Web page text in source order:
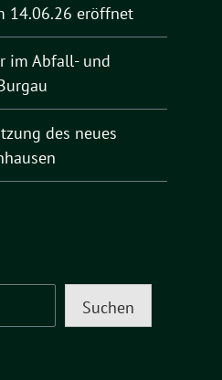
14.06.26 eröffnet
im Abfall- und
des neues
Suchen